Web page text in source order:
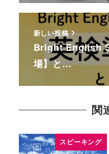
新しい投稿
Bright English
場】と…
関
スピーキング